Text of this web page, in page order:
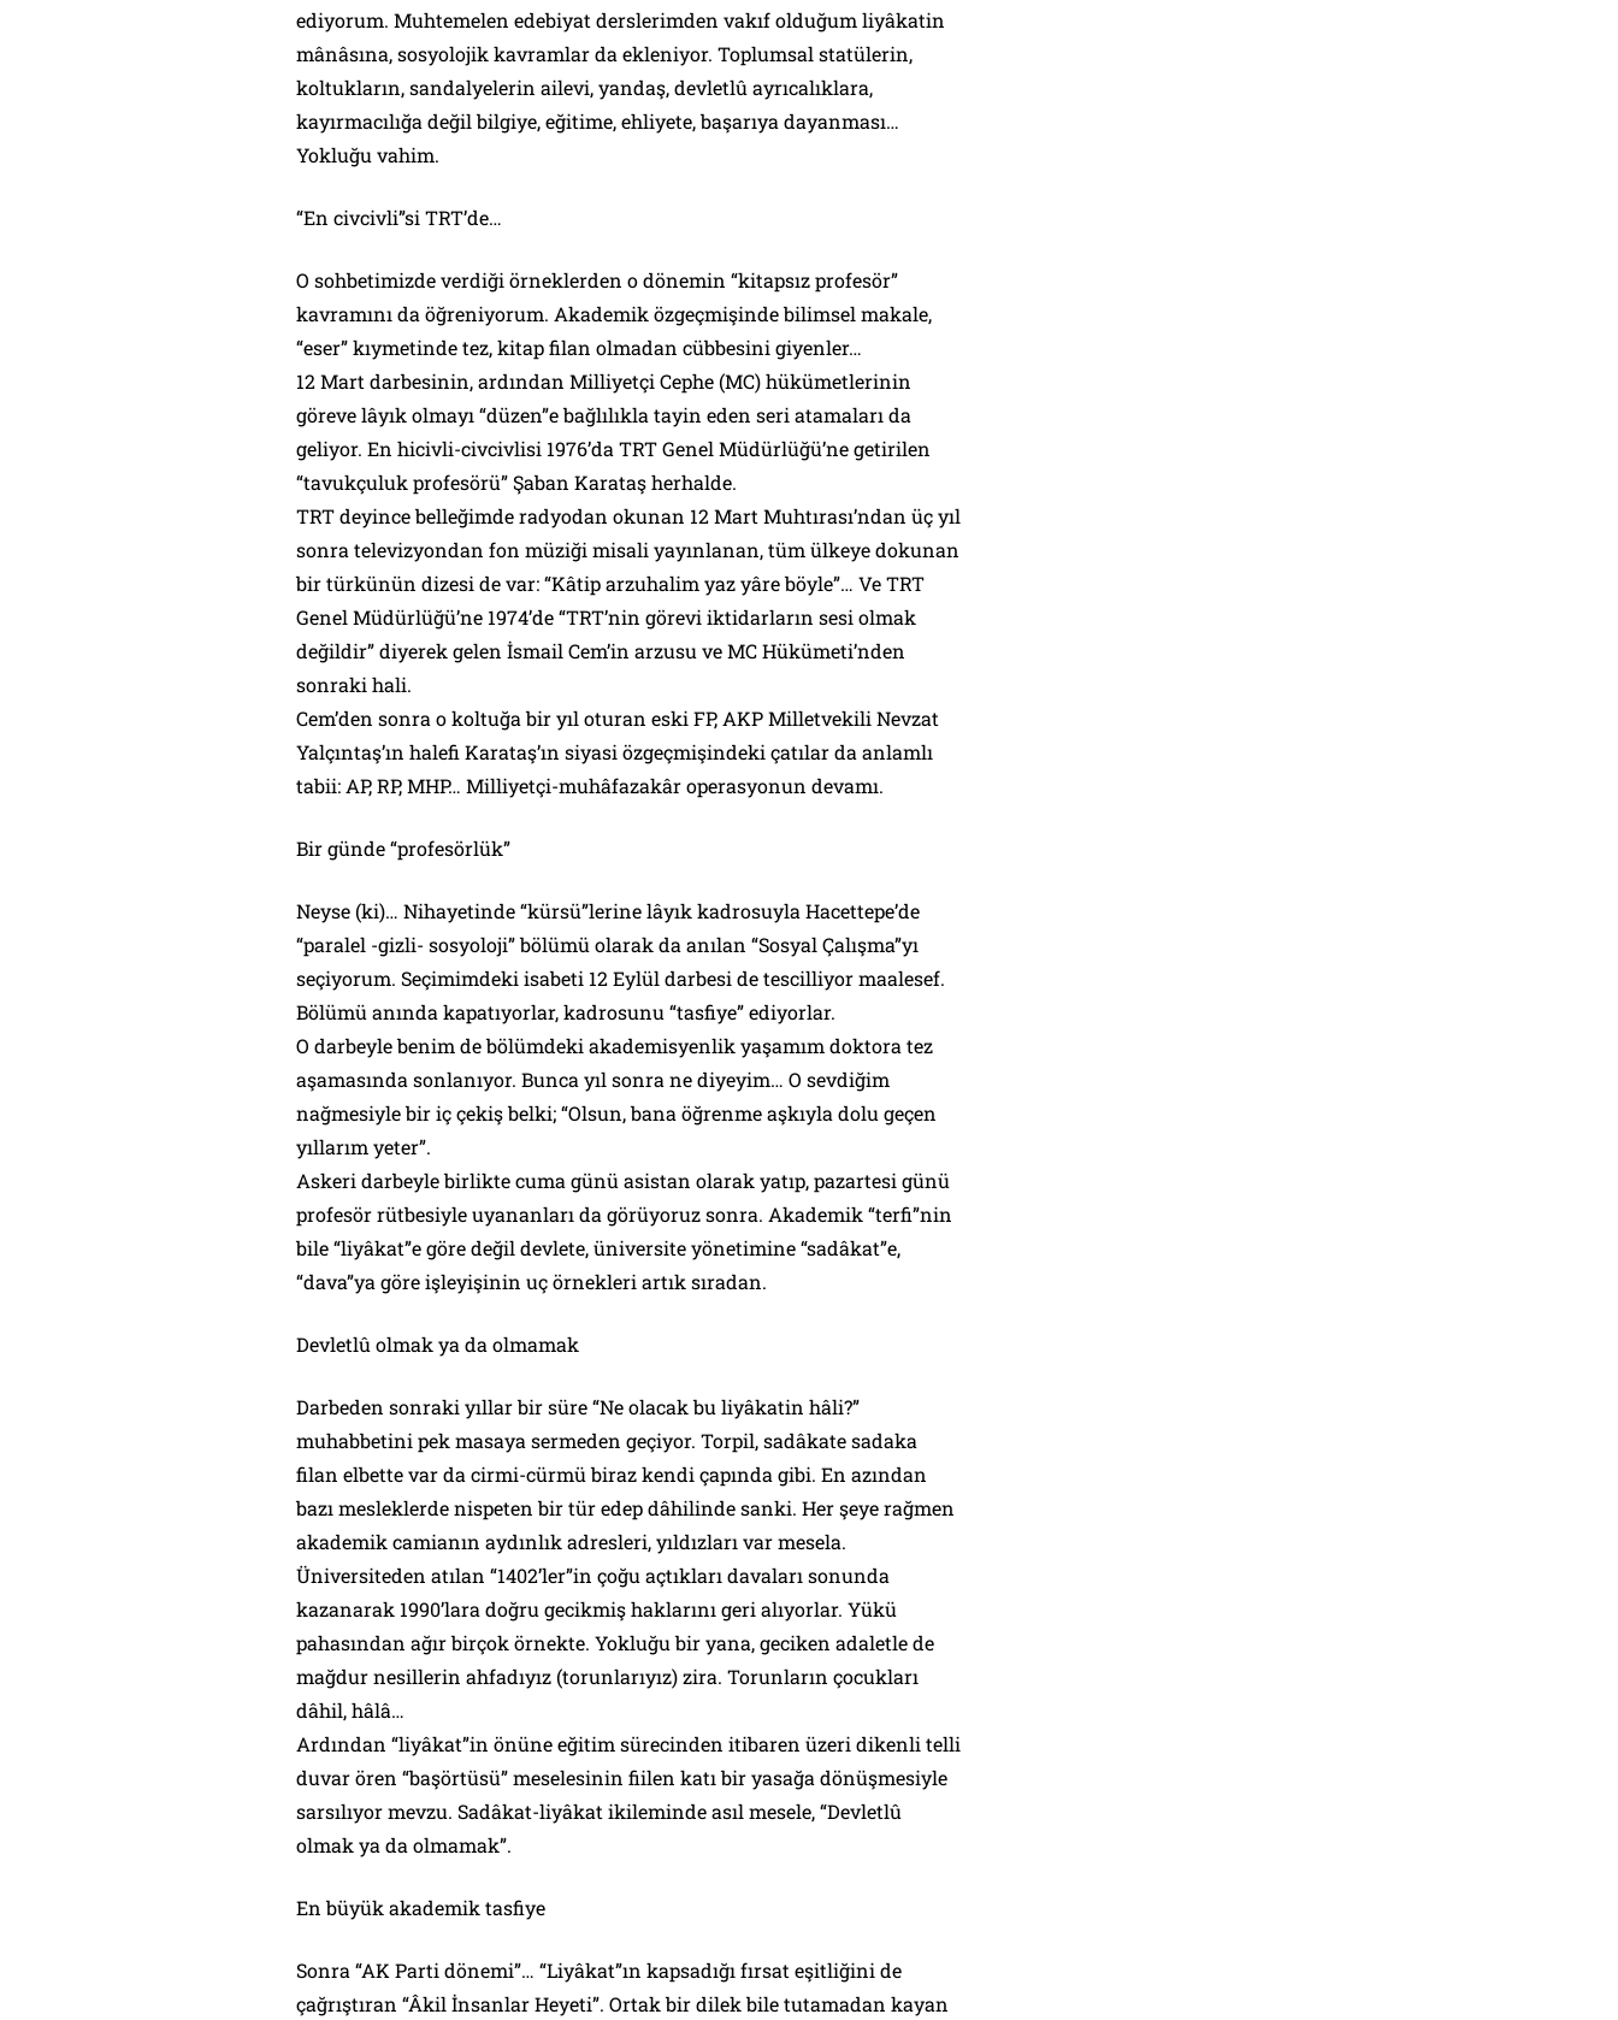
ediyorum. Muhtemelen edebiyat derslerimden vakıf olduğum liyâkatin
mânâsına, sosyolojik kavramlar da ekleniyor. Toplumsal statülerin,
koltukların, sandalyelerin ailevi, yandaş, devletlû ayrıcalıklara,
kayırmacılığa değil bilgiye, eğitime, ehliyete, başarıya dayanması…
Yokluğu vahim.
“En civcivli”si TRT’de…
O sohbetimizde verdiği örneklerden o dönemin “kitapsız profesör”
kavramını da öğreniyorum. Akademik özgeçmişinde bilimsel makale,
“eser” kıymetinde tez, kitap filan olmadan cübbesini giyenler…
12 Mart darbesinin, ardından Milliyetçi Cephe (MC) hükümetlerinin
göreve lâyık olmayı “düzen”e bağlılıkla tayin eden seri atamaları da
geliyor. En hicivli-civcivlisi 1976’da TRT Genel Müdürlüğü’ne getirilen
“tavukçuluk profesörü” Şaban Karataş herhalde.
TRT deyince belleğimde radyodan okunan 12 Mart Muhtırası’ndan üç yıl
sonra televizyondan fon müziği misali yayınlanan, tüm ülkeye dokunan
bir türkünün dizesi de var: “Kâtip arzuhalim yaz yâre böyle”… Ve TRT
Genel Müdürlüğü’ne 1974’de “TRT’nin görevi iktidarların sesi olmak
değildir” diyerek gelen İsmail Cem’in arzusu ve MC Hükümeti’nden
sonraki hali.
Cem’den sonra o koltuğa bir yıl oturan eski FP, AKP Milletvekili Nevzat
Yalçıntaş’ın halefi Karataş’ın siyasi özgeçmişindeki çatılar da anlamlı
tabii: AP, RP, MHP… Milliyetçi-muhâfazakâr operasyonun devamı.
Bir günde “profesörlük”
Neyse (ki)… Nihayetinde “kürsü”lerine lâyık kadrosuyla Hacettepe’de
“paralel -gizli- sosyoloji” bölümü olarak da anılan “Sosyal Çalışma”yı
seçiyorum. Seçimimdeki isabeti 12 Eylül darbesi de tescilliyor maalesef.
Bölümü anında kapatıyorlar, kadrosunu “tasfiye” ediyorlar.
O darbeyle benim de bölümdeki akademisyenlik yaşamım doktora tez
aşamasında sonlanıyor. Bunca yıl sonra ne diyeyim… O sevdiğim
nağmesiyle bir iç çekiş belki; “Olsun, bana öğrenme aşkıyla dolu geçen
yıllarım yeter”.
Askeri darbeyle birlikte cuma günü asistan olarak yatıp, pazartesi günü
profesör rütbesiyle uyananları da görüyoruz sonra. Akademik “terfi”nin
bile “liyâkat”e göre değil devlete, üniversite yönetimine “sadâkat”e,
“dava”ya göre işleyişinin uç örnekleri artık sıradan.
Devletlû olmak ya da olmamak
Darbeden sonraki yıllar bir süre “Ne olacak bu liyâkatin hâli?”
muhabbetini pek masaya sermeden geçiyor. Torpil, sadâkate sadaka
filan elbette var da cirmi-cürmü biraz kendi çapında gibi. En azından
bazı mesleklerde nispeten bir tür edep dâhilinde sanki. Her şeye rağmen
akademik camianın aydınlık adresleri, yıldızları var mesela.
Üniversiteden atılan “1402’ler”in çoğu açtıkları davaları sonunda
kazanarak 1990’lara doğru gecikmiş haklarını geri alıyorlar. Yükü
pahasından ağır birçok örnekte. Yokluğu bir yana, geciken adaletle de
mağdur nesillerin ahfadıyız (torunlarıyız) zira. Torunların çocukları
dâhil, hâlâ…
Ardından “liyâkat”in önüne eğitim sürecinden itibaren üzeri dikenli telli
duvar ören “başörtüsü” meselesinin fiilen katı bir yasağa dönüşmesiyle
sarsılıyor mevzu. Sadâkat-liyâkat ikileminde asıl mesele, “Devletlû
olmak ya da olmamak”.
En büyük akademik tasfiye
Sonra “AK Parti dönemi”… “Liyâkat”ın kapsadığı fırsat eşitliğini de
çağrıştıran “Âkil İnsanlar Heyeti”. Ortak bir dilek bile tutamadan kayan